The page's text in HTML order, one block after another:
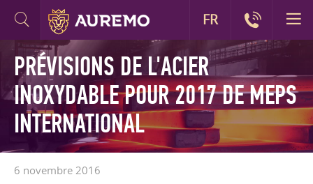
PRÉVISIONS DE L'ACIER
INOXYDABLE POUR 2017 DE MEPS
INTERNATIONAL
6 novembre 2016
FR